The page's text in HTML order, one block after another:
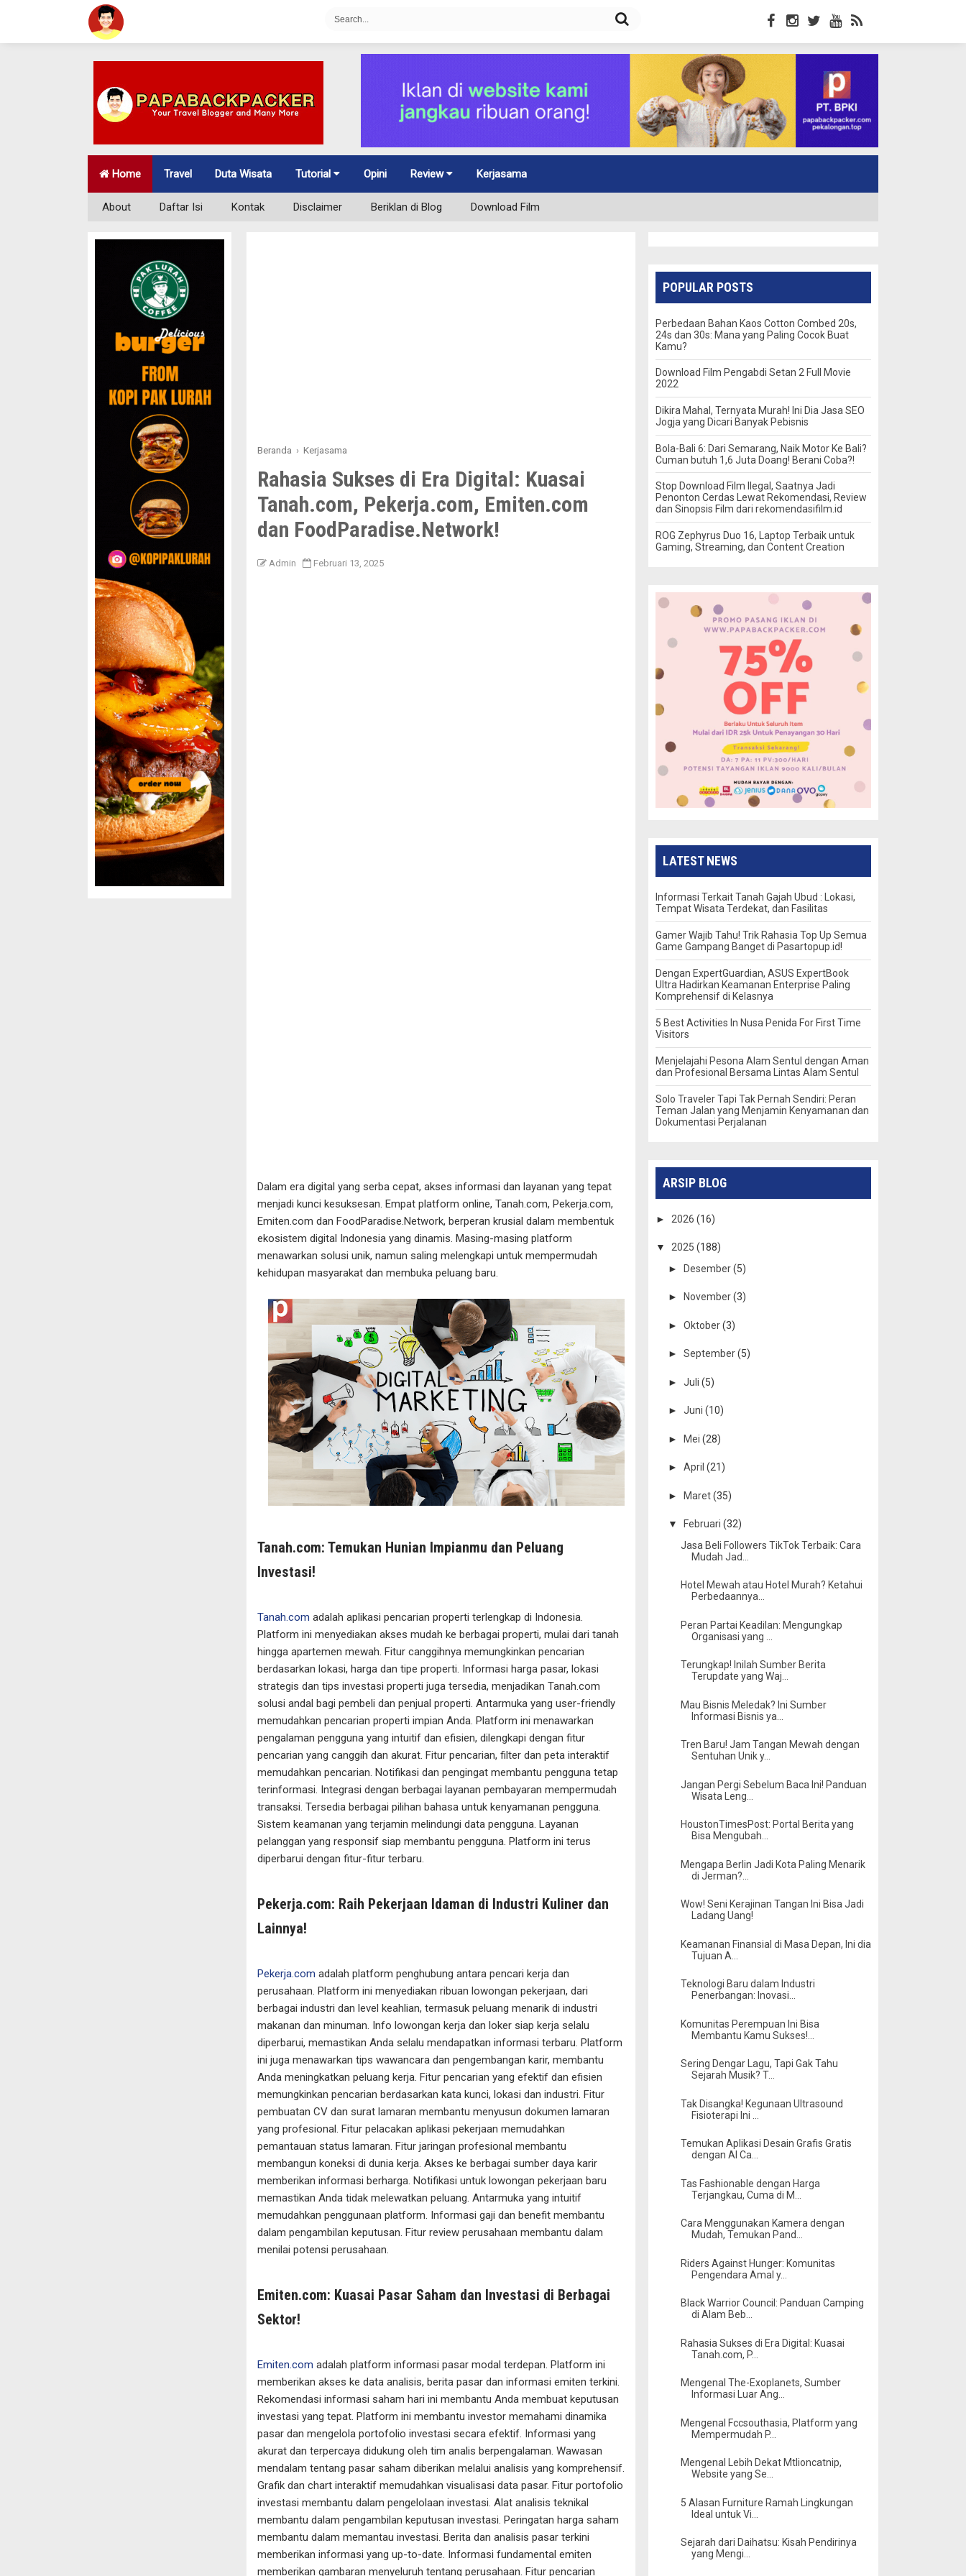
Home Travel Duta Wisata Tutorial Opini Review Kerjasama
About Daftar Isi Kontak Disclaimer Beriklan di Blog Download Film
Beranda › Kerjasama
Rahasia Sukses di Era Digital: Kuasai
Tanah.com, Pekerja.com, Emiten.com
dan FoodParadise.Network!
Admin Februari 13, 2025
Dalam era digital yang serba cepat, akses informasi dan layanan yang tepat
menjadi kunci kesuksesan. Empat platform online, Tanah.com, Pekerja.com,
Emiten.com dan FoodParadise.Network, berperan krusial dalam membentuk
ekosistem digital Indonesia yang dinamis. Masing-masing platform
menawarkan solusi unik, namun saling melengkapi untuk mempermudah
kehidupan masyarakat dan membuka peluang baru.
Tanah.com: Temukan Hunian Impianmu dan Peluang
Investasi!
Tanah.com adalah aplikasi pencarian properti terlengkap di Indonesia.
Platform ini menyediakan akses mudah ke berbagai properti, mulai dari tanah
hingga apartemen mewah. Fitur canggihnya memungkinkan pencarian
berdasarkan lokasi, harga dan tipe properti. Informasi harga pasar, lokasi
strategis dan tips investasi properti juga tersedia, menjadikan Tanah.com
solusi andal bagi pembeli dan penjual properti. Antarmuka yang user-friendly
memudahkan pencarian properti impian Anda. Platform ini menawarkan
pengalaman pengguna yang intuitif dan efisien, dilengkapi dengan fitur
pencarian yang canggih dan akurat. Fitur pencarian, filter dan peta interaktif
memudahkan pencarian. Notifikasi dan pengingat membantu pengguna tetap
terinformasi. Integrasi dengan berbagai layanan pembayaran mempermudah
transaksi. Tersedia berbagai pilihan bahasa untuk kenyamanan pengguna.
Sistem keamanan yang terjamin melindungi data pengguna. Layanan
pelanggan yang responsif siap membantu pengguna. Platform ini terus
diperbarui dengan fitur-fitur terbaru.
Pekerja.com: Raih Pekerjaan Idaman di Industri Kuliner dan
Lainnya!
Pekerja.com adalah platform penghubung antara pencari kerja dan
perusahaan. Platform ini menyediakan ribuan lowongan pekerjaan, dari
berbagai industri dan level keahlian, termasuk peluang menarik di industri
makanan dan minuman. Info lowongan kerja dan loker siap kerja selalu
diperbarui, memastikan Anda selalu mendapatkan informasi terbaru. Platform
ini juga menawarkan tips wawancara dan pengembangan karir, membantu
Anda meningkatkan peluang kerja. Fitur pencarian yang efektif dan efisien
memungkinkan pencarian berdasarkan kata kunci, lokasi dan industri. Fitur
pembuatan CV dan surat lamaran membantu menyusun dokumen lamaran
yang profesional. Fitur pelacakan aplikasi pekerjaan memudahkan
pemantauan status lamaran. Fitur jaringan profesional membantu
membangun koneksi di dunia kerja. Akses ke berbagai sumber daya karir
memberikan informasi berharga. Notifikasi untuk lowongan pekerjaan baru
memastikan Anda tidak melewatkan peluang. Antarmuka yang intuitif
memudahkan penggunaan platform. Informasi gaji dan benefit membantu
dalam pengambilan keputusan. Fitur review perusahaan membantu dalam
menilai potensi perusahaan.
Emiten.com: Kuasai Pasar Saham dan Investasi di Berbagai
Sektor!
Emiten.com adalah platform informasi pasar modal terdepan. Platform ini
memberikan akses ke data analisis, berita pasar dan informasi emiten terkini.
Rekomendasi informasi saham hari ini membantu Anda membuat keputusan
investasi yang tepat. Platform ini membantu investor memahami dinamika
pasar dan mengelola portofolio investasi secara efektif. Informasi yang
akurat dan terpercaya didukung oleh tim analis berpengalaman. Wawasan
mendalam tentang pasar saham diberikan melalui analisis yang komprehensif.
Grafik dan chart interaktif memudahkan visualisasi data pasar. Fitur portofolio
investasi membantu dalam pengelolaan investasi. Alat analisis teknikal
membantu dalam pengambilan keputusan investasi. Peringatan harga saham
membantu dalam memantau investasi. Berita dan analisis pasar terkini
memberikan informasi yang up-to-date. Informasi fundamental emiten
memberikan gambaran menyeluruh tentang perusahaan. Fitur pencarian
POPULAR POSTS
Perbedaan Bahan Kaos Cotton Combed 20s,
24s dan 30s: Mana yang Paling Cocok Buat
Kamu?
Download Film Pengabdi Setan 2 Full Movie
2022
Dikira Mahal, Ternyata Murah! Ini Dia Jasa SEO
Jogja yang Dicari Banyak Pebisnis
Bola-Bali 6: Dari Semarang, Naik Motor Ke Bali?
Cuman butuh 1,6 Juta Doang! Berani Coba?!
Stop Download Film Ilegal, Saatnya Jadi
Penonton Cerdas Lewat Rekomendasi, Review
dan Sinopsis Film dari rekomendasifilm.id
ROG Zephyrus Duo 16, Laptop Terbaik untuk
Gaming, Streaming, dan Content Creation
LATEST NEWS
Informasi Terkait Tanah Gajah Ubud : Lokasi,
Tempat Wisata Terdekat, dan Fasilitas
Gamer Wajib Tahu! Trik Rahasia Top Up Semua
Game Gampang Banget di Pasartopup.id!
Dengan ExpertGuardian, ASUS ExpertBook
Ultra Hadirkan Keamanan Enterprise Paling
Komprehensif di Kelasnya
5 Best Activities In Nusa Penida For First Time
Visitors
Menjelajahi Pesona Alam Sentul dengan Aman
dan Profesional Bersama Lintas Alam Sentul
Solo Traveler Tapi Tak Pernah Sendiri: Peran
Teman Jalan yang Menjamin Kenyamanan dan
Dokumentasi Perjalanan
ARSIP BLOG
► 2026 (16)
▼ 2025 (188)
► Desember(5)
► November(3)
► Oktober(3)
► September(5)
► Juli (5)
► Juni (10)
► Mei (28)
► April (21)
► Maret(35)
▼ Februari (32)
Jasa Beli Followers TikTok Terbaik: Cara
Mudah Jad...
Hotel Mewah atau Hotel Murah? Ketahui
Perbedaannya...
Peran Partai Keadilan: Mengungkap
Organisasi yang ...
Terungkap! Inilah Sumber Berita
Terupdate yang Waj...
Mau Bisnis Meledak? Ini Sumber
Informasi Bisnis ya...
Tren Baru! Jam Tangan Mewah dengan
Sentuhan Unik y...
Jangan Pergi Sebelum Baca Ini! Panduan
Wisata Leng...
HoustonTimesPost: Portal Berita yang
Bisa Mengubah...
Mengapa Berlin Jadi Kota Paling Menarik
di Jerman?...
Wow! Seni Kerajinan Tangan Ini Bisa Jadi
Ladang Uang!
Keamanan Finansial di Masa Depan, Ini dia
Tujuan A...
Teknologi Baru dalam Industri
Penerbangan: Inovasi...
Komunitas Perempuan Ini Bisa
Membantu Kamu Sukses!...
Sering Dengar Lagu, Tapi Gak Tahu
Sejarah Musik? T...
Tak Disangka! Kegunaan Ultrasound
Fisioterapi Ini ...
Temukan Aplikasi Desain Grafis Gratis
dengan AI Ca...
Tas Fashionable dengan Harga
Terjangkau, Cuma di M...
Cara Menggunakan Kamera dengan
Mudah, Temukan Pand...
Riders Against Hunger: Komunitas
Pengendara Amal y...
Black Warrior Council: Panduan Camping
di Alam Beb...
Rahasia Sukses di Era Digital: Kuasai
Tanah.com, P...
Mengenal The-Exoplanets, Sumber
Informasi Luar Ang...
Mengenal Fccsouthasia, Platform yang
Mempermudah P...
Mengenal Lebih Dekat Mtlioncatnip,
Website yang Se...
5 Alasan Furniture Ramah Lingkungan
Ideal untuk Vi...
Sejarah dari Daihatsu: Kisah Pendirinya
yang Mengi...